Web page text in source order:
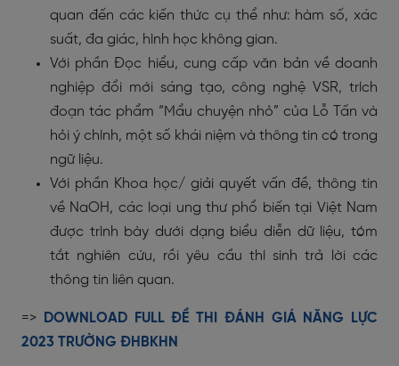
quan đến các kiến thức cụ thể như: hàm số, xác
suất, đa giác, hình học không gian.
Với phần Đọc hiểu, cung cấp văn bản về doanh
nghiệp đổi mới sáng tạo, công nghệ VSR, trích
đoạn tác phẩm “Mẩu chuyện nhỏ” của Lỗ Tấn và
hỏi ý chính, một số khái niệm và thông tin có trong
ngữ liệu.
Với phần Khoa học/ giải quyết vấn đề, thông tin
về NaOH, các loại ung thư phổ biến tại Việt Nam
được trình bày dưới dạng biểu diễn dữ liệu, tóm
tắt nghiên cứu, rồi yêu cầu thí sinh trả lời các
thông tin liên quan.
=>
DOWNLOAD FULL ĐỀ THI ĐÁNH GIÁ NĂNG LỰC
2023 TRƯỜNG ĐHBKHN